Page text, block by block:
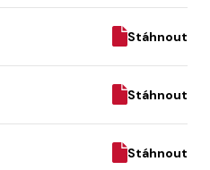
Stáhnout
Stáhnout
Stáhnout